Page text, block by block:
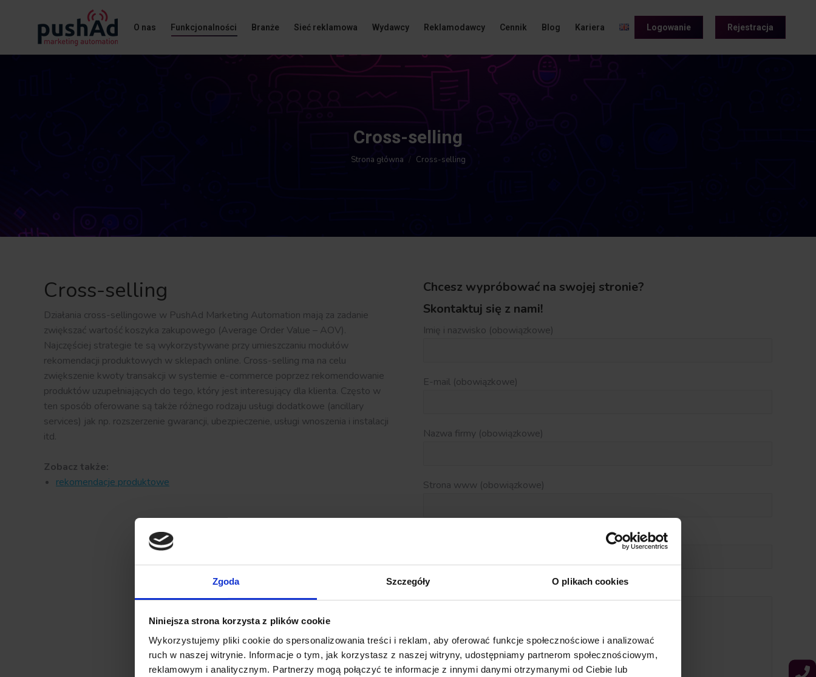
Zgoda Szczegóły O plikach cookies
Niniejsza strona korzysta z plików cookie
Wykorzystujemy pliki cookie do spersonalizowania treści i reklam, aby oferować funkcje społecznościowe i analizować
ruch w naszej witrynie. Informacje o tym, jak korzystasz z naszej witryny, udostępniamy partnerom społecznościowym,
reklamowym i analitycznym. Partnerzy mogą połączyć te informacje z innymi danymi otrzymanymi od Ciebie lub
O nas Funkcjonalności Branże Sieć reklamowa Wydawcy Reklamodawcy Cennik Blog Kariera Logowanie Rejestracja
Cross-selling
Jesteś tutaj:
Strona główna Cross-selling
Cross-selling
Działania cross-sellingowe w PushAd Marketing Automation mają za zadanie
zwiększać wartość koszyka zakupowego (Average Order Value – AOV).
Najczęściej strategie te są wykorzystywane przy umieszczaniu modułów
rekomendacji produktowych w sklepach online. Cross-selling ma na celu
zwiększenie kwoty transakcji w systemie e-commerce poprzez rekomendowanie
produktów uzupełniających do tego, który jest interesujący dla klienta. Często w
ten sposób oferowane są także różnego rodzaju usługi dodatkowe (ancillary
services) jak np. rozszerzenie gwarancji, ubezpieczenie, usługi wnoszenia i instalacji
itd.
Zobacz także:
rekomendacje produktowe
Chcesz wypróbować na swojej stronie?
Skontaktuj się z nami!
Imię i nazwisko (obowiązkowe)
E-mail (obowiązkowe)
Nazwa firmy (obowiązkowe)
Strona www (obowiązkowe)
Twoja wiadomość